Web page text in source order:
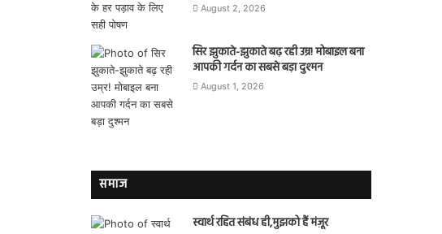
August 2, 2026
सिर झुकाते-झुकाते बढ़ रही उम्र! मोबाइल बना
आपकी गर्दन का सबसे बड़ा दुश्मन
August 1, 2026
समाज
स्वार्थ रहित संबंध ही,मुझको हैं मंज़ूर